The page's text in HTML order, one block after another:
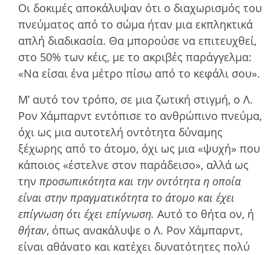
Οι δοκιµές αποκάλυψαν ότι ο διαχωρισµός του
πνεύµατος από το σώµα ήταν µια εκπληκτικά
απλή διαδικασία. Θα µπορούσε να επιτευχθεί,
στο 50% των κέις, µε το ακριβές παράγγελµα:
«Να είσαι ένα µέτρο πίσω από το κεφάλι σου».
Μ’ αυτό τον τρόπο, σε µια ζωτική στιγµή, ο Λ.
Ρον Χάμπαρντ εντόπισε το ανθρώπινο πνεύµα,
όχι ως µια αυτοτελή οντότητα δύναµης
ξέχωρης από το άτοµο, όχι ως µια «ψυχή» που
κάποιος «έστελνε στον παράδεισο», αλλά ως
την προσωπικότητα και την οντότητα η οποία
είναι στην πραγµατικότητα το άτοµο και έχει
επίγνωση ότι έχει επίγνωση. Αυτό το θήτα ον, ή
θήταν, όπως ανακάλυψε ο Λ. Ρον Χάμπαρντ,
είναι αθάνατο και κατέχει δυνατότητες πολύ